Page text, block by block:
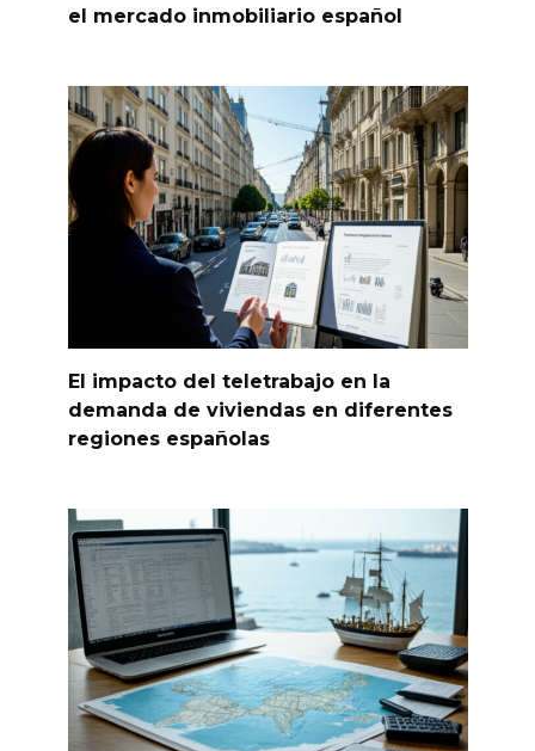
el mercado inmobiliario español
El impacto del teletrabajo en la
demanda de viviendas en diferentes
regiones españolas